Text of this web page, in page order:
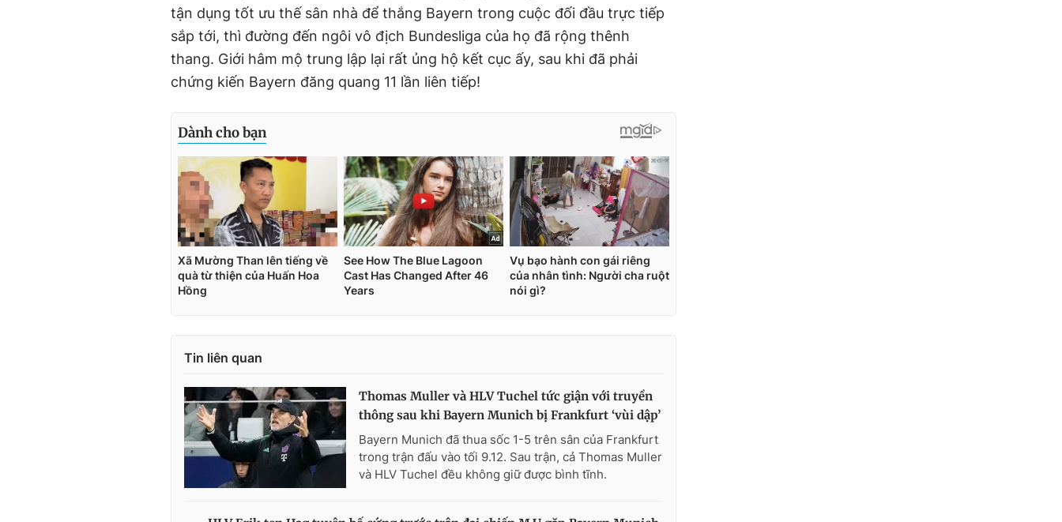
tận dụng tốt ưu thế sân nhà để thắng Bayern trong cuộc đối đầu trực tiếp
sắp tới, thì đường đến ngôi vô địch Bundesliga của họ đã rộng thênh
thang. Giới hâm mộ trung lập lại rất ủng hộ kết cục ấy, sau khi đã phải
chứng kiến Bayern đăng quang 11 lần liên tiếp!
Tin liên quan
Thomas Muller và HLV Tuchel tức giận với truyền
thông sau khi Bayern Munich bị Frankfurt ‘vùi dập’
Bayern Munich đã thua sốc 1-5 trên sân của Frankfurt
trong trận đấu vào tối 9.12. Sau trận, cả Thomas Muller
và HLV Tuchel đều không giữ được bình tĩnh.